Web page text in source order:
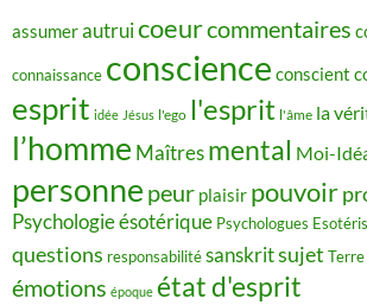
assumerautruicoeurcommentaires
connaissance conscience conscient
esprit idée Jésus l'ego l'esprit l'âme la
l’homme Maîtres mental Moi-
personne peur plaisir pouvoir
Psychologie ésotérique Psychologues
questions responsabilitésanskritsujet Terre
émotions époque état d'esprit